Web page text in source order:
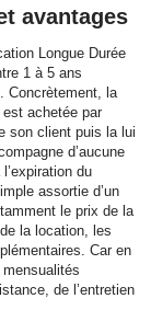
avantages
Longue Durée
1 à 5 ans
Concrètement, la
achetée par
son client puis la lui
d’aucune
du
assortie d’un
le prix de la
la location, les
Car en
de l’entretien